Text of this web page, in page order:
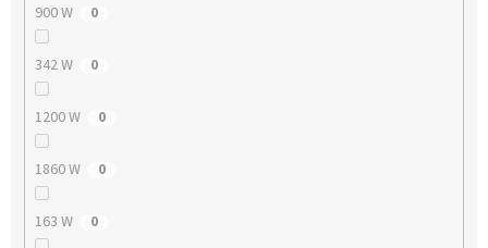
900 W 0
342 W 0
1200 W 0
1860 W 0
163 W 0